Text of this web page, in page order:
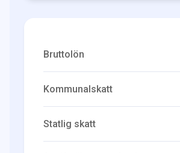
Bruttolön
Kommunalskatt
Statlig skatt